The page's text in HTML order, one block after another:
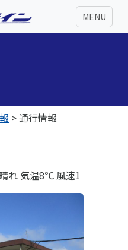
MENU
>通行情報
れ 気温8℃ 風速1